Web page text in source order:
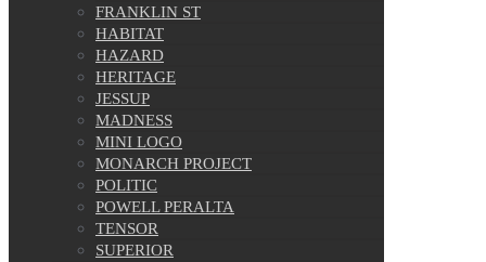
FRANKLIN ST
HABITAT
HAZARD
HERITAGE
JESSUP
MADNESS
MINI LOGO
MONARCH PROJECT
POLITIC
POWELL PERALTA
TENSOR
SUPERIOR